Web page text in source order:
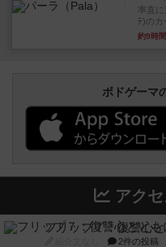
率直
ﾃ)の
約9時
ボドゲーマ
アク
フリップ７：復讐心
2件の投稿